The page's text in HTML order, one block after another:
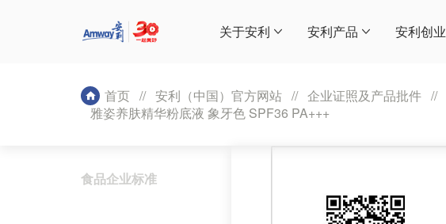
关于安利 安利产品 安利创业
首页 // 安利（中国）官方网站 // 企业证照及产品批件 //
雅姿养肤精华粉底液 象牙色 SPF36 PA+++
食品企业标准